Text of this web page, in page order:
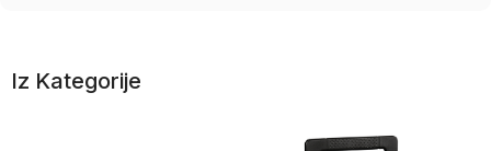
Iz Kategorije